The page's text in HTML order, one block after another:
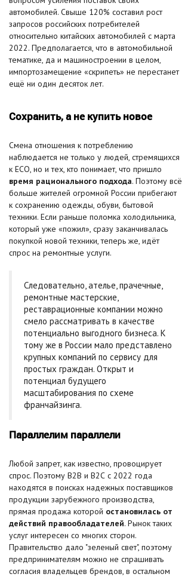
автомобилей. Свыше 120% составил рост
запросов российских потребителей
относительно китайских автомобилей с марта
2022. Предполагается, что в автомобильной
тематике, да и машиностроении в целом,
импортозамещение «скрипеть» не перестанет
ещё ни один десяток лет.
Сохранить, а не купить новое
Смена отношения к потреблению
наблюдается не только у людей, стремящихся
к ECO, но и тех, кто понимает, что пришло
время рационального подхода. Поэтому всё
больше жителей огромной России прибегают
к сохранению одежды, обуви, бытовой
техники. Если раньше поломка холодильника,
который уже «пожил», сразу заканчивалась
покупкой новой техники, теперь же, идёт
спрос на ремонтные услуги.
Следовательно, ателье, прачечные,
ремонтные мастерские,
реставрационные компании можно
смело рассматривать в качестве
потенциально выгодного бизнеса. К
тому же в России мало представлено
крупных компаний по сервису для
простых граждан. Открыт и
потенциал будущего
масштабирования по схеме
франчайзинга.
Параллелим параллели
Любой запрет, как известно, провоцирует
спрос. Поэтому В2В и В2С с 2022 года
находятся в поисках надежных поставщиков
продукции зарубежного производства,
прямая продажа которой остановилась от
действий правообладателей. Рынок таких
услуг интересен со многих сторон.
Правительство дало "зеленый свет", поэтому
предпринимателям можно не спрашивать
согласия владельцев брендов, в остальном